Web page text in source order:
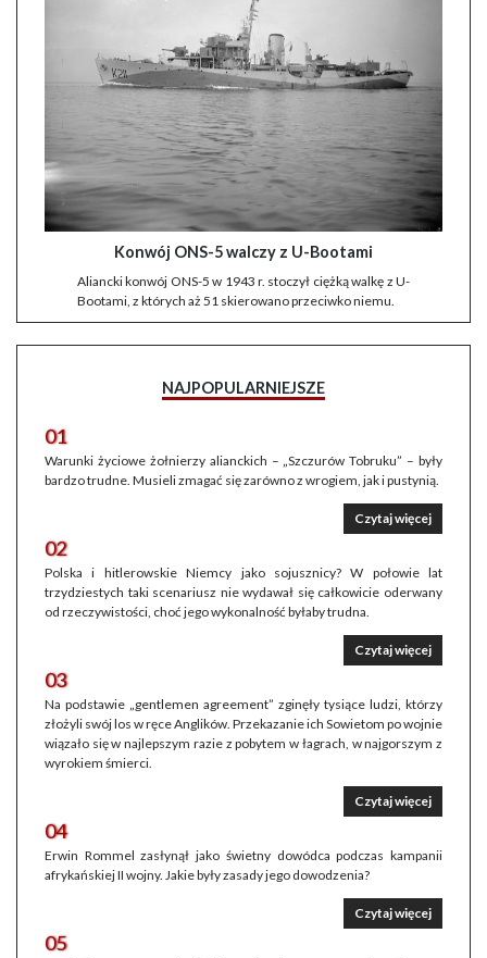
Konwój ONS-5 walczy z U-Bootami
Aliancki konwój ONS-5 w 1943 r. stoczył ciężką walkę z U-
Bootami, z których aż 51 skierowano przeciwko niemu.
NAJPOPULARNIEJSZE
01
Warunki życiowe żołnierzy alianckich – „Szczurów Tobruku” – były
bardzo trudne. Musieli zmagać się zarówno z wrogiem, jak i pustynią.
Czytaj więcej
02
Polska i hitlerowskie Niemcy jako sojusznicy? W połowie lat
trzydziestych taki scenariusz nie wydawał się całkowicie oderwany
od rzeczywistości, choć jego wykonalność byłaby trudna.
Czytaj więcej
03
Na podstawie „gentlemen agreement” zginęły tysiące ludzi, którzy
złożyli swój los w ręce Anglików. Przekazanie ich Sowietom po wojnie
wiązało się w najlepszym razie z pobytem w łagrach, w najgorszym z
wyrokiem śmierci.
Czytaj więcej
04
Erwin Rommel zasłynął jako świetny dowódca podczas kampanii
afrykańskiej II wojny. Jakie były zasady jego dowodzenia?
Czytaj więcej
05